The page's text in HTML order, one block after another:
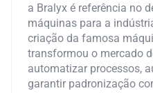
a Bralyx é referência no
máquinas para a
criação da famosa
transformou o mercado
automatizar processos,
garantir padronização